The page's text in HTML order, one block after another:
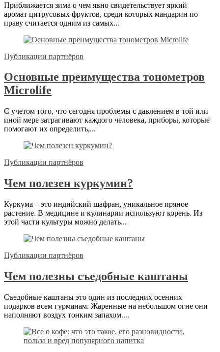
Приближается зима о чем явно свидетельствует яркий
аромат цитрусовых фруктов, среди которых мандарин по
праву считается одним из самых...
Публикации партнёров
Основные преимущества тонометров
Microlife
С учетом того, что сегодня проблемы с давлением в той или
иной мере затрагивают каждого человека, приборы, которые
помогают их определить,...
Публикации партнёров
Чем полезен куркумин?
Куркума – это индийский шафран, уникальное пряное
растение. В медицине и кулинарии используют корень. Из
этой части культуры можно делать...
Публикации партнёров
Чем полезны съедобные каштаны
Съедобные каштаны это один из последних осенних
подарков всем гурманам. Жаренные на небольшом огне они
наполняют воздух тонким запахом....